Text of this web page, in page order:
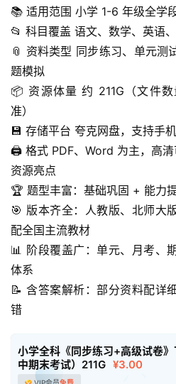
页
母
婴
早
教
A
I
教
程
资
源
初
中
资
料
小
学
📚 适用范围 小学 1-6 年级全学
📂 科目覆盖 语文、数学、英语
📎 资料类型 同步练习、单元测
题模拟
📦 资源体量 约 211G（文件
准）
💾 存储平台 夸克网盘，支持手
🖨 格式 PDF、Word 为主，高清
资源亮点
🏆 题型丰富：基础巩固 + 能力
🎯 版本齐全：人教版、北师大
配全国主流教材
📊 阶段覆盖广：单元、月考、
体系
📝 含答案解析：部分资料配详
错
小学全科《同步练习+高级试卷
中期末考试）211G ¥3.00